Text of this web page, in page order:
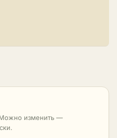
Можно изменить —